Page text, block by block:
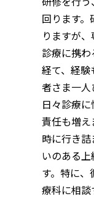
回ります
りますが
診療に携
経て、経
者さま一人
日々診療
責任も増え
時に行き
いのある
す。特に
療科に相